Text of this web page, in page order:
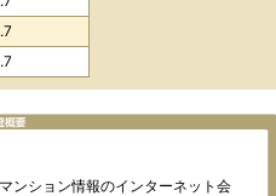
ンション情報のインターネット会